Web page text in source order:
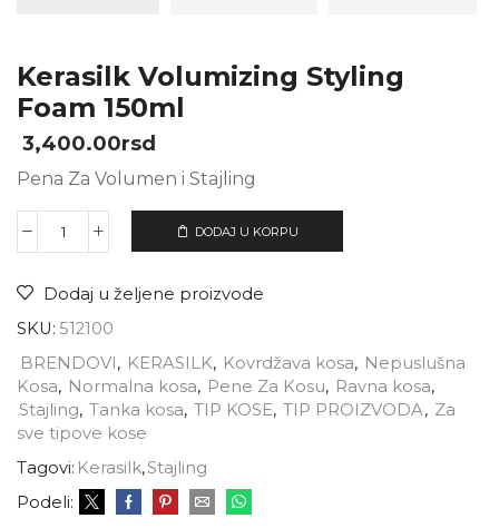
Kerasilk Volumizing Styling
Foam 150ml
3,400.00rsd
Pena Za Volumen i Stajling
DODAJ U KORPU
Dodaj u željene proizvode
SKU: 512100
BRENDOVI, KERASILK, Kovrdžava kosa, Nepuslušna
Kosa, Normalna kosa, Pene Za Kosu, Ravna kosa,
Stajling, Tanka kosa, TIP KOSE, TIP PROIZVODA, Za
sve tipove kose
Tagovi: Kerasilk,Stajling
Podeli: